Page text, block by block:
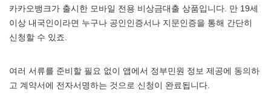
카카오뱅크가 출시한 모바일 전용 비상금대출 상품입니다. 만 19세
이상 내국인이라면 누구나 공인인증서나 지문인증을 통해 간단히
신청할 수 있죠.
여러 서류를 준비할 필요 없이 앱에서 정부민원 정보 제공에 동의하
고 계약서에 전자서명하는 것으로 신청이 완료됩니다.